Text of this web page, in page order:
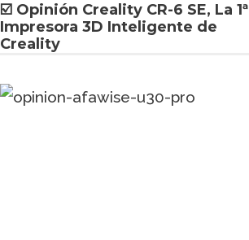
☑️ Opinión Creality CR-6 SE, La 1ª
Impresora 3D Inteligente de
Creality